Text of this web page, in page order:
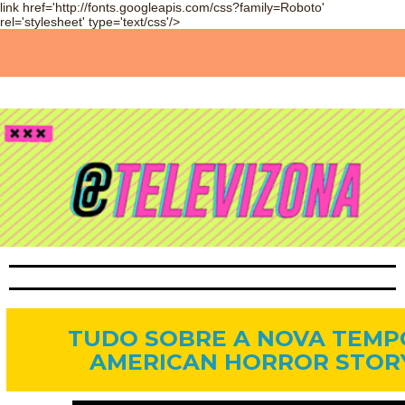
link href='http://fonts.googleapis.com/css?family=Roboto'
rel='stylesheet' type='text/css'/>
TUDO SOBRE A NOVA
AMERICAN HORROR